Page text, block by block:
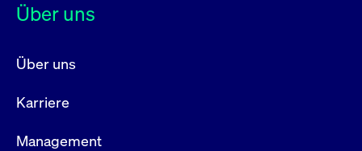
Über uns
Über uns
Karriere
Management